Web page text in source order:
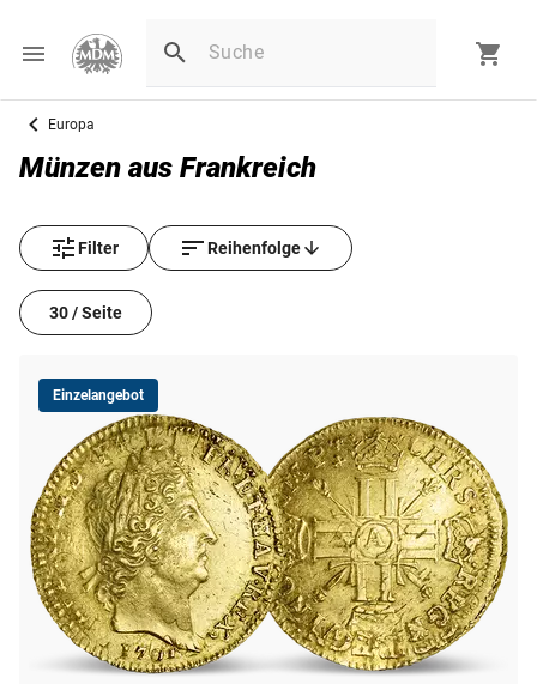
Europa
Münzen aus Frankreich
Filter Reihenfolge
30 / Seite
Einzelangebot